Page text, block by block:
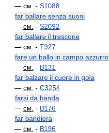
— см. - S1088
far ballare senza suoni
— см. - S2092
far ballare il trescone
— см. - T927
fare un ballo in campo azzurro
— см. - B131
far balzare il cuore in gola
— см. - C3254
farsi da banda
— см. - B176
far bandiera
— см. - B196